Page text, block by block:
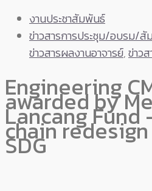
งานประชาสัมพันธ์
ข่าวสารการประชุม/อบรม/สั
ข่าวสารผลงานอาจารย์,ข่าว
Engineering
awarded by
Lancang Fund
chain
SDG